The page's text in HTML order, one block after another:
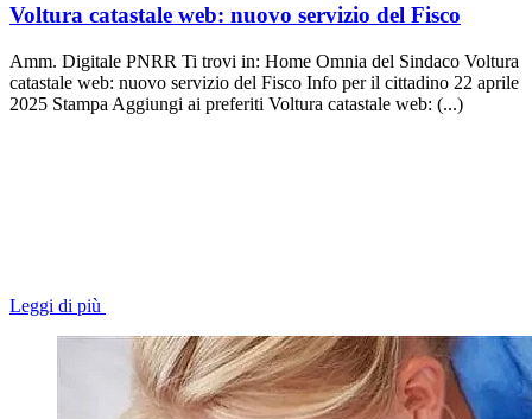
Voltura catastale web: nuovo servizio del Fisco
Amm. Digitale PNRR Ti trovi in: Home Omnia del Sindaco Voltura
catastale web: nuovo servizio del Fisco Info per il cittadino 22 aprile
2025 Stampa Aggiungi ai preferiti Voltura catastale web: (...)
Leggi di più